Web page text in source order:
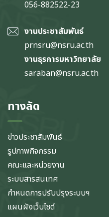
056-882522-23
งานประชาสัมพันธ์
prnsru@nsru.ac.th
งานธุรการมหาวิทยาลัย
saraban@nsru.ac.th
ทางลัด
ข่าวประชาสัมพันธ์
รูปภาพกิจกรรม
คณะและหน่วยงาน
ระบบสารสนเทศ
กำหนดการปรับปรุงระบบฯ
แผนผังเว็บไซต์